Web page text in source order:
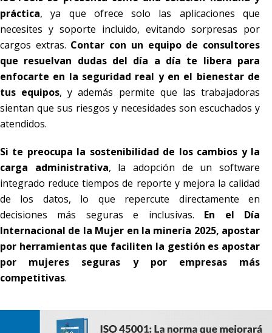
práctica, ya que ofrece solo las aplicaciones que
necesites y soporte incluido, evitando sorpresas por
cargos extras. Contar con un equipo de consultores
que resuelvan dudas del día a día te libera para
enfocarte en la seguridad real y en el bienestar de
tus equipos, y además permite que las trabajadoras
sientan que sus riesgos y necesidades son escuchados y
atendidos.
Si te preocupa la sostenibilidad de los cambios y la
carga administrativa, la adopción de un software
integrado reduce tiempos de reporte y mejora la calidad
de los datos, lo que repercute directamente en
decisiones más seguras e inclusivas. En el Día
Internacional de la Mujer en la minería 2025, apostar
por herramientas que faciliten la gestión es apostar
por mujeres seguras y por empresas más
competitivas.